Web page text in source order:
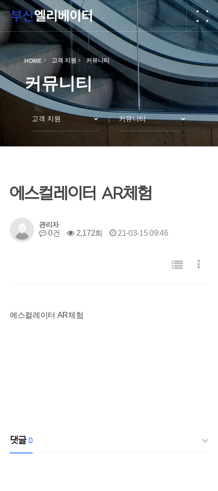
HOME 고객 지원 커뮤니티
커뮤니티
고객 지원 커뮤니티
에스컬레이터 AR체험
관리자
0건 2,172회 21-03-15 09:46
에스컬레이터 AR체험
댓글0